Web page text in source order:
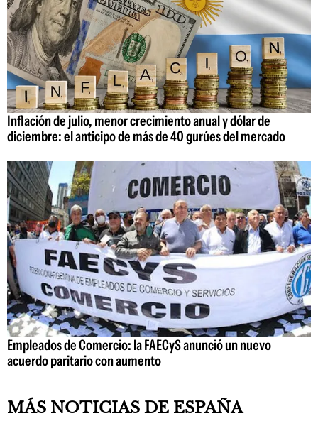
Inflación de julio, menor crecimiento anual y dólar de
diciembre: el anticipo de más de 40 gurúes del mercado
Empleados de Comercio: la FAECyS anunció un nuevo
acuerdo paritario con aumento
MÁS NOTICIAS DE ESPAÑA